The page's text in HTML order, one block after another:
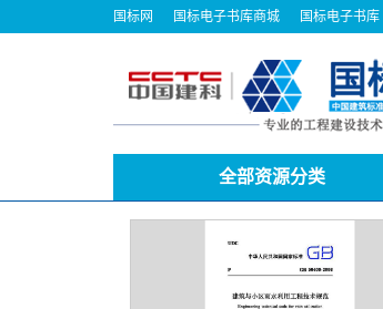
国标网 国标电子书库商城 国标电子书库
全部资源分类